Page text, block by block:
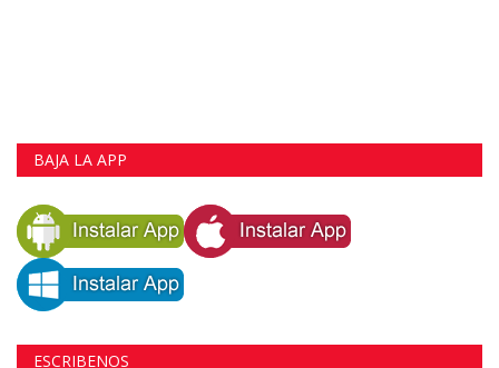
BAJA LA APP
ESCRIBENOS